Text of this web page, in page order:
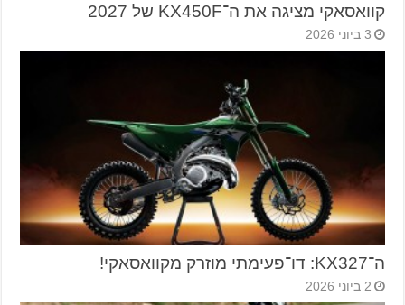
קוואסאקי מציגה את ה־KX450F של 2027
3 ביוני 2026
ה־KX327: דו־פעימתי מוזרק מקוואסאקי!
2 ביוני 2026